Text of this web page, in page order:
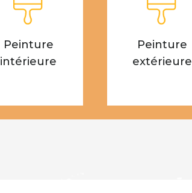
Peinture
intérieure
Peinture
extérieure